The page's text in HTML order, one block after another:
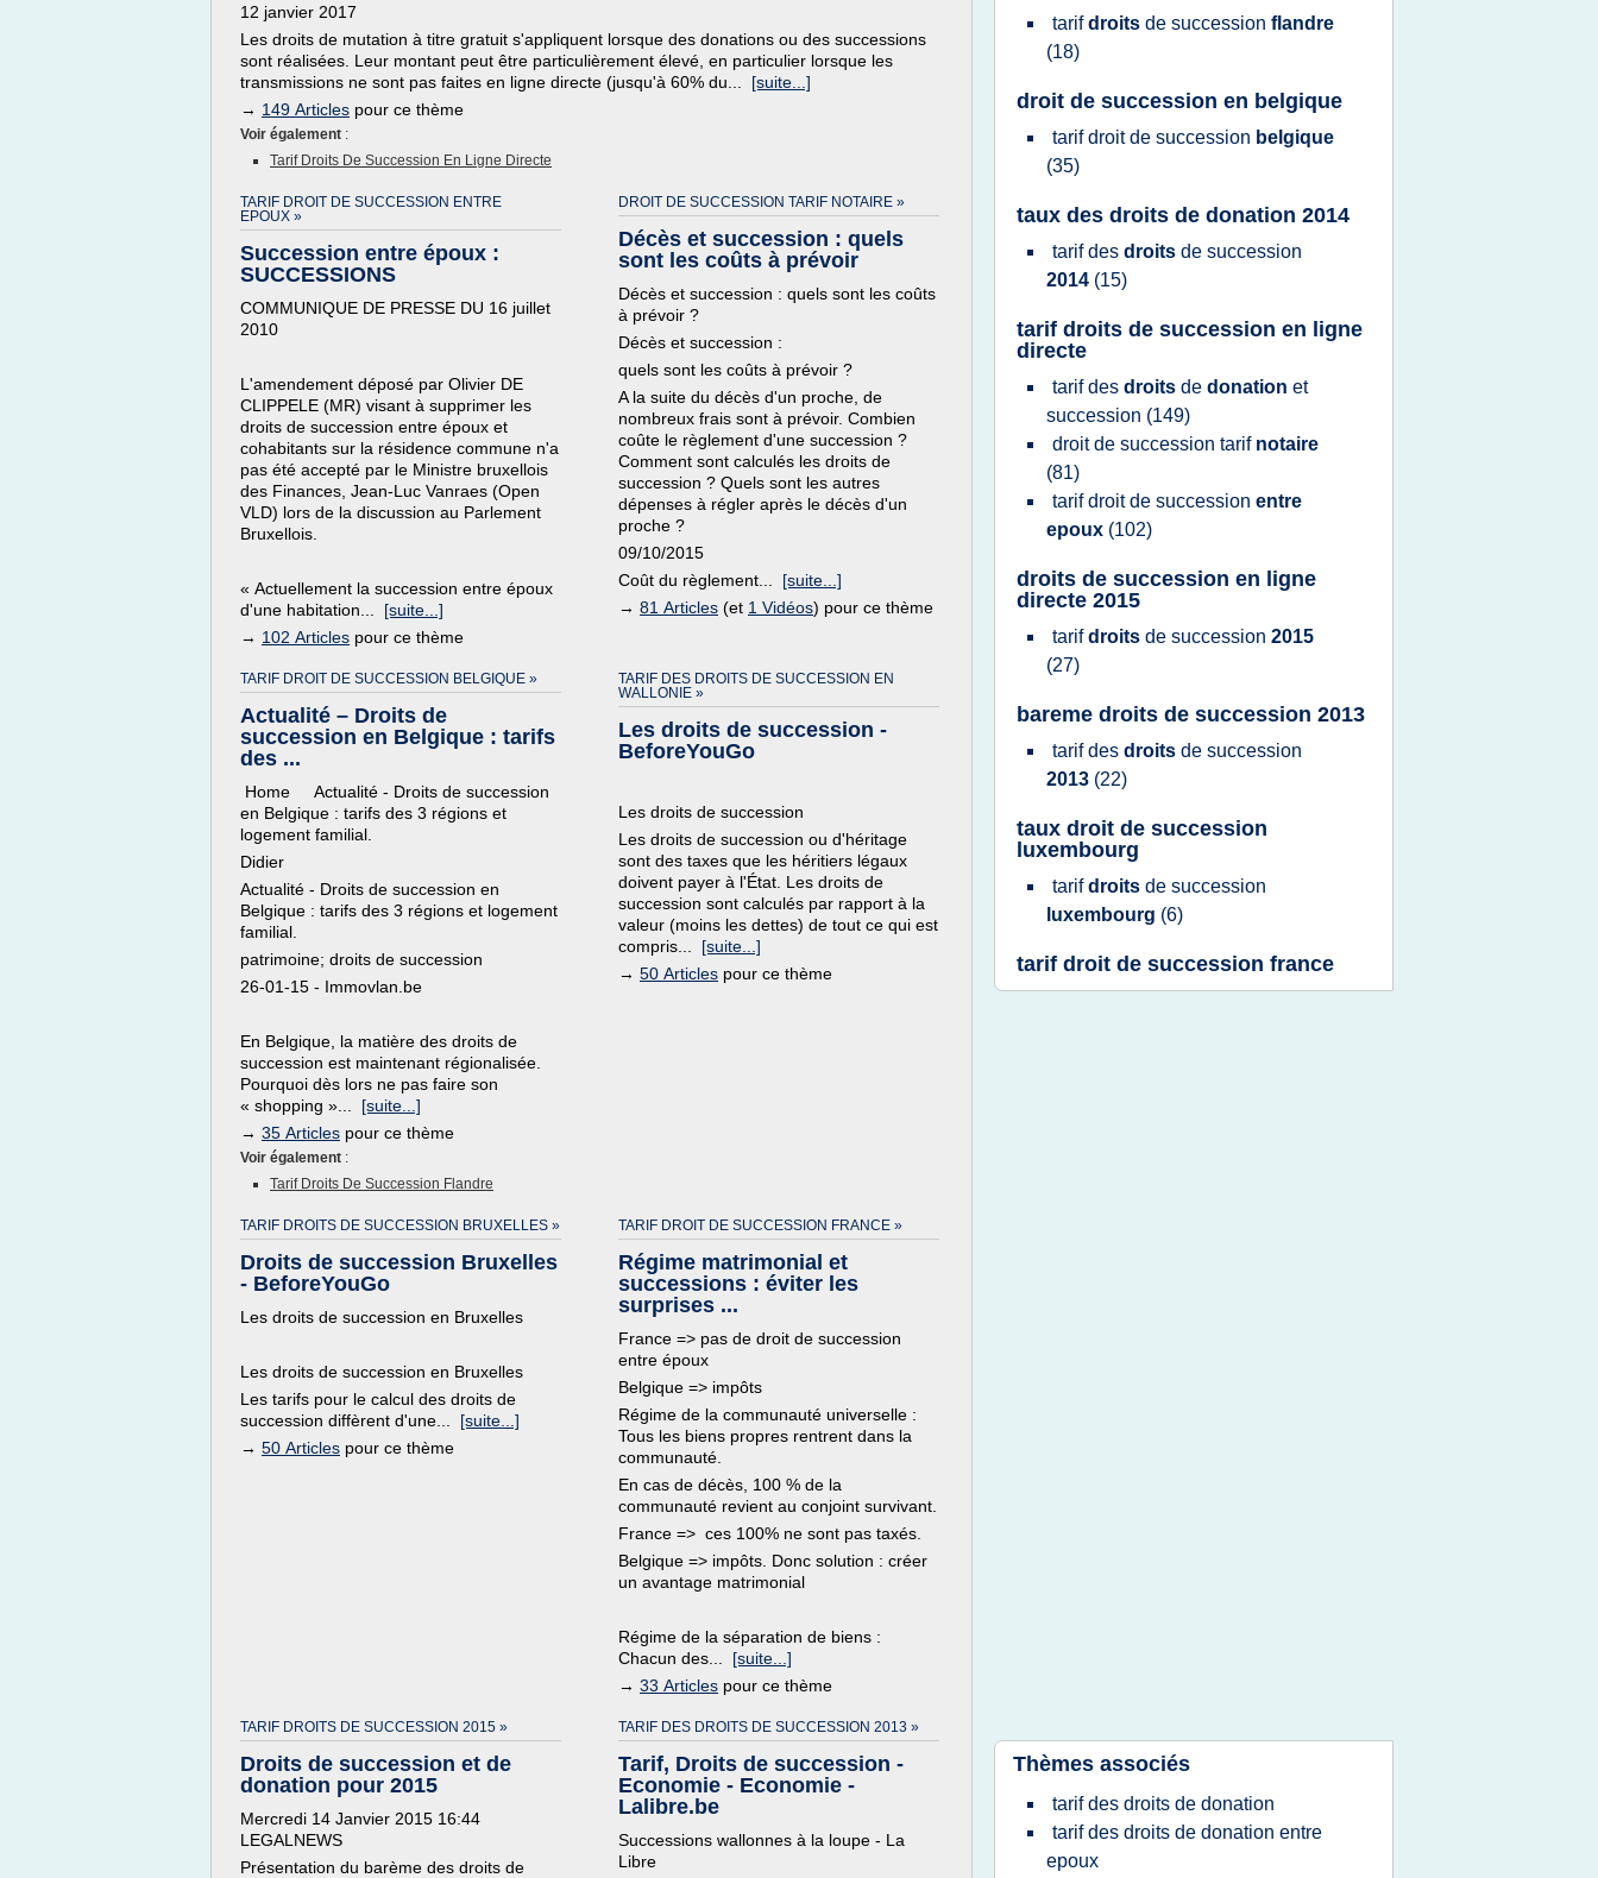
12 janvier 2017
Les droits de mutation à titre gratuit s'appliquent lorsque des donations ou des successions
sont réalisées. Leur montant peut être particulièrement élevé, en particulier lorsque les
transmissions ne sont pas faites en ligne directe (jusqu'à 60% du... [suite...]
→ 149 Articles pour ce thème
Voir également :
Tarif Droits De Succession En Ligne Directe
TARIF DROIT DE SUCCESSION ENTRE
EPOUX »
Succession entre époux :
SUCCESSIONS
COMMUNIQUE DE PRESSE DU 16 juillet
2010
L'amendement déposé par Olivier DE
CLIPPELE (MR) visant à supprimer les
droits de succession entre époux et
cohabitants sur la résidence commune n'a
pas été accepté par le Ministre bruxellois
des Finances, Jean-Luc Vanraes (Open
VLD) lors de la discussion au Parlement
Bruxellois.
« Actuellement la succession entre époux
d'une habitation... [suite...]
→ 102 Articles pour ce thème
DROIT DE SUCCESSION TARIF NOTAIRE »
Décès et succession : quels
sont les coûts à prévoir
Décès et succession : quels sont les coûts
à prévoir ?
Décès et succession :
quels sont les coûts à prévoir ?
A la suite du décès d'un proche, de
nombreux frais sont à prévoir. Combien
coûte le règlement d'une succession ?
Comment sont calculés les droits de
succession ? Quels sont les autres
dépenses à régler après le décès d'un
proche ?
09/10/2015
Coût du règlement... [suite...]
→ 81 Articles (et 1 Vidéos) pour ce thème
TARIF DROIT DE SUCCESSION BELGIQUE »
Actualité – Droits de
succession en Belgique : tarifs
des ...
Home Actualité - Droits de succession
en Belgique : tarifs des 3 régions et
logement familial.
Didier
Actualité - Droits de succession en
Belgique : tarifs des 3 régions et logement
familial.
patrimoine; droits de succession
26-01-15 - Immovlan.be
En Belgique, la matière des droits de
succession est maintenant régionalisée.
Pourquoi dès lors ne pas faire son
« shopping »... [suite...]
→ 35 Articles pour ce thème
Voir également :
Tarif Droits De Succession Flandre
TARIF DES DROITS DE SUCCESSION EN
WALLONIE »
Les droits de succession -
BeforeYouGo
Les droits de succession
Les droits de succession ou d'héritage
sont des taxes que les héritiers légaux
doivent payer à l'État. Les droits de
succession sont calculés par rapport à la
valeur (moins les dettes) de tout ce qui est
compris... [suite...]
→ 50 Articles pour ce thème
TARIF DROITS DE SUCCESSION BRUXELLES »
Droits de succession Bruxelles
- BeforeYouGo
Les droits de succession en Bruxelles
Les droits de succession en Bruxelles
Les tarifs pour le calcul des droits de
succession diffèrent d'une... [suite...]
→ 50 Articles pour ce thème
TARIF DROIT DE SUCCESSION FRANCE »
Régime matrimonial et
successions : éviter les
surprises ...
France => pas de droit de succession
entre époux
Belgique => impôts
Régime de la communauté universelle :
Tous les biens propres rentrent dans la
communauté.
En cas de décès, 100 % de la
communauté revient au conjoint survivant.
France => ces 100% ne sont pas taxés.
Belgique => impôts. Donc solution : créer
un avantage matrimonial
Régime de la séparation de biens :
Chacun des... [suite...]
→ 33 Articles pour ce thème
TARIF DROITS DE SUCCESSION 2015 »
Droits de succession et de
donation pour 2015
Mercredi 14 Janvier 2015 16:44
LEGALNEWS
Présentation du barème des droits de
TARIF DES DROITS DE SUCCESSION 2013 »
Tarif, Droits de succession -
Economie - Economie -
Lalibre.be
Successions wallonnes à la loupe - La
Libre
tarifdroits de succession flandre
(18)
droit de succession en belgique
tarif droitde succession belgique
(35)
taux des droits de donation 2014
tarifdes droits de succession
2014 (15)
tarif droits de succession en ligne
directe
tarifdes droits de donation et
succession (149)
droitde succession tarif notaire
(81)
tarif droitde succession entre
epoux (102)
droits de succession en ligne
directe 2015
tarifdroits de succession 2015
(27)
bareme droits de succession 2013
tarifdes droits de succession
2013 (22)
taux droit de succession
luxembourg
tarifdroits de succession
luxembourg (6)
tarif droit de succession france
Thèmes associés
tarif des droits de donation
tarif des droits de donation entre
epoux